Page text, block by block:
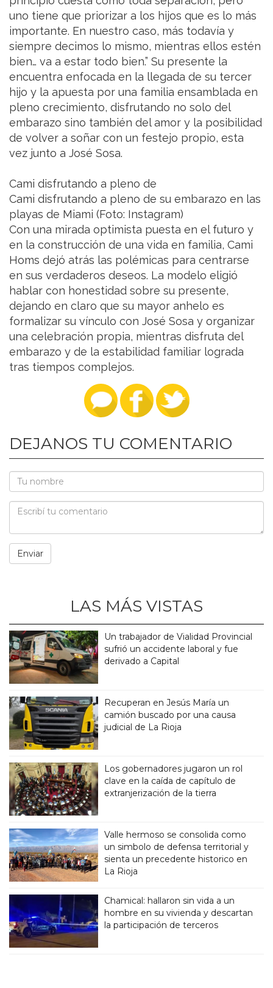
uno tiene que priorizar a los hijos que es lo más
importante. En nuestro caso, más todavía y
siempre decimos lo mismo, mientras ellos estén
bien… va a estar todo bien.” Su presente la
encuentra enfocada en la llegada de su tercer
hijo y la apuesta por una familia ensamblada en
pleno crecimiento, disfrutando no solo del
embarazo sino también del amor y la posibilidad
de volver a soñar con un festejo propio, esta
vez junto a José Sosa.
Cami disfrutando a pleno de
Cami disfrutando a pleno de su embarazo en las
playas de Miami (Foto: Instagram)
Con una mirada optimista puesta en el futuro y
en la construcción de una vida en familia, Cami
Homs dejó atrás las polémicas para centrarse
en sus verdaderos deseos. La modelo eligió
hablar con honestidad sobre su presente,
dejando en claro que su mayor anhelo es
formalizar su vínculo con José Sosa y organizar
una celebración propia, mientras disfruta del
embarazo y de la estabilidad familiar lograda
tras tiempos complejos.
DEJANOS TU COMENTARIO
LAS MÁS VISTAS
Un trabajador de Vialidad Provincial
sufrió un accidente laboral y fue
derivado a Capital
Recuperan en Jesús María un
camión buscado por una causa
judicial de La Rioja
Los gobernadores jugaron un rol
clave en la caída de capítulo de
extranjerización de la tierra
Valle hermoso se consolida como
un simbolo de defensa territorial y
sienta un precedente historico en
La Rioja
Chamical: hallaron sin vida a un
hombre en su vivienda y descartan
la participación de terceros